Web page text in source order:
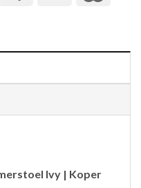
Ivy | Koper